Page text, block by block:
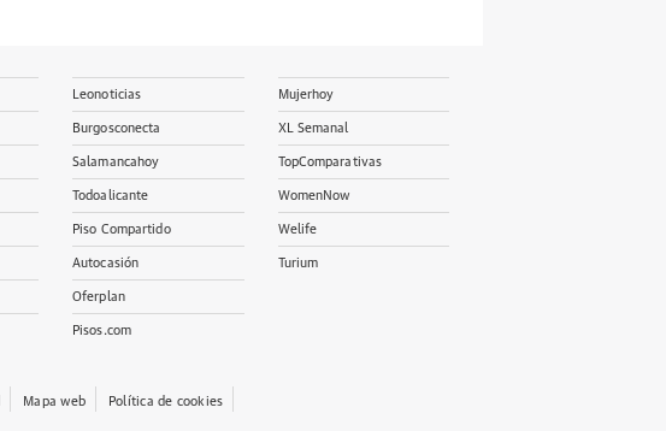
Leonoticias
Burgosconecta
Salamancahoy
Todoalicante
Piso Compartido
Autocasión
Oferplan
Pisos.com
Mujerhoy
XL Semanal
TopComparativas
WomenNow
Welife
Turium
Mapa web Política de cookies